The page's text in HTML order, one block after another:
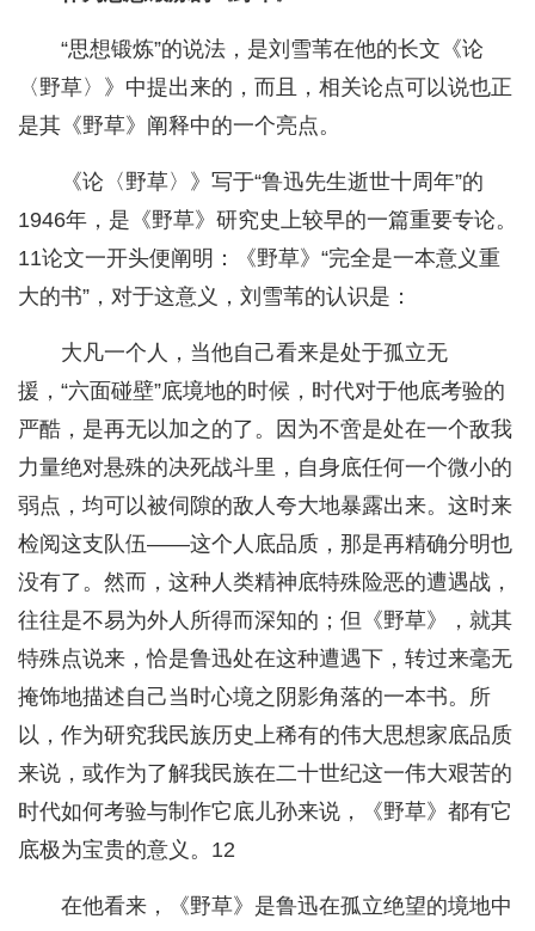
“思想锻炼”的说法，是刘雪苇在他的长文《论
〈野草〉》中提出来的，而且，相关论点可以说也正
是其《野草》阐释中的一个亮点。
《论〈野草〉》写于“鲁迅先生逝世十周年”的
1946年，是《野草》研究史上较早的一篇重要专论。
11论文一开头便阐明：《野草》“完全是一本意义重
大的书”，对于这意义，刘雪苇的认识是：
大凡一个人，当他自己看来是处于孤立无
援，“六面碰壁”底境地的时候，时代对于他底考验的
严酷，是再无以加之的了。因为不啻是处在一个敌我
力量绝对悬殊的决死战斗里，自身底任何一个微小的
弱点，均可以被伺隙的敌人夸大地暴露出来。这时来
检阅这支队伍——这个人底品质，那是再精确分明也
没有了。然而，这种人类精神底特殊险恶的遭遇战，
往往是不易为外人所得而深知的；但《野草》，就其
特殊点说来，恰是鲁迅处在这种遭遇下，转过来毫无
掩饰地描述自己当时心境之阴影角落的一本书。所
以，作为研究我民族历史上稀有的伟大思想家底品质
来说，或作为了解我民族在二十世纪这一伟大艰苦的
时代如何考验与制作它底儿孙来说，《野草》都有它
底极为宝贵的意义。12
在他看来，《野草》是鲁迅在孤立绝望的境地中